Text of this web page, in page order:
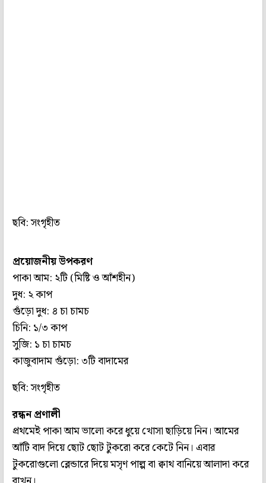
ছবি: সংগৃহীত
প্রয়োজনীয় উপকরণ
পাকা আম: ২টি (মিষ্টি ও আঁশহীন)
দুধ: ২ কাপ
গুঁড়ো দুধ: ৪ চা চামচ
চিনি: ১/৩ কাপ
সুজি: ১ চা চামচ
কাজুবাদাম গুঁড়ো: ৩টি বাদামের
ছবি: সংগৃহীত
রন্ধন প্রণালী
প্রথমেই পাকা আম ভালো করে ধুয়ে খোসা ছাড়িয়ে নিন। আমের
আঁটি বাদ দিয়ে ছোট ছোট টুকরো করে কেটে নিন। এবার
টুকরোগুলো ব্লেন্ডারে দিয়ে মসৃণ পাল্প বা ক্বাথ বানিয়ে আলাদা করে